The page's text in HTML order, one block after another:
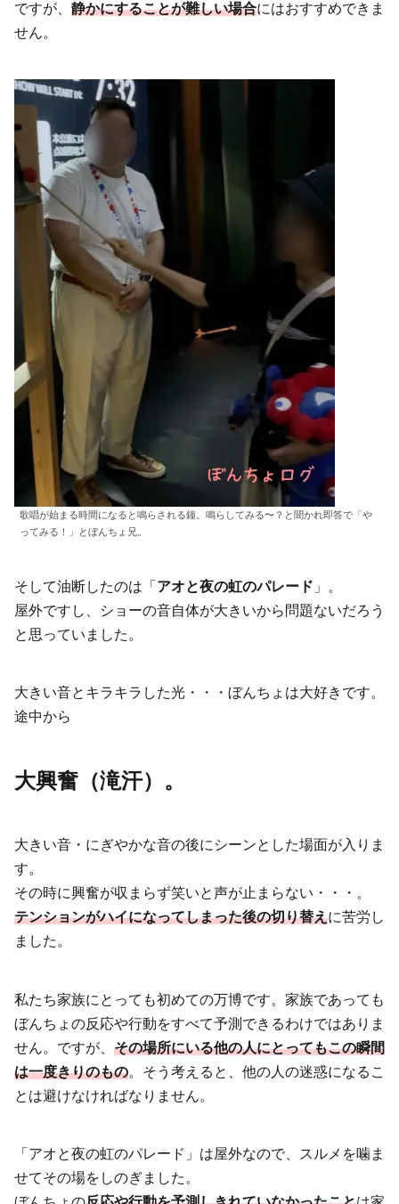
ですが、 静かにすることが難しい場合にはおすすめできま
せん。
歌唱が始まる時間になると鳴らされる鐘。鳴らしてみる〜？と聞かれ即答で「や
ってみる！」とぼんちょ兄。
そして油断したのは「 アオと夜の虹のパレード 」。
屋外ですし、ショーの音自体が大きいから問題ないだろう
と思っていました。
大きい音とキラキラした光・・・ぼんちょは大好きです。
途中から
大興奮（滝汗）。
大きい音・にぎやかな音の後にシーンとした場面が入りま
す。
その時に興奮が収まらず笑いと声が止まらない・・・。
テンションがハイになってしまった後の切り替えに苦労し
ました。
私たち家族にとっても初めての万博です。家族であっても
ぼんちょの反応や行動をすべて予測できるわけではありま
せん。ですが、 その場所にいる他の人にとってもこの瞬間
は一度きりのもの。そう考えると、他の人の迷惑になるこ
とは避けなければなりません。
「アオと夜の虹のパレード」は屋外なので、スルメを噛ま
せてその場をしのぎました。